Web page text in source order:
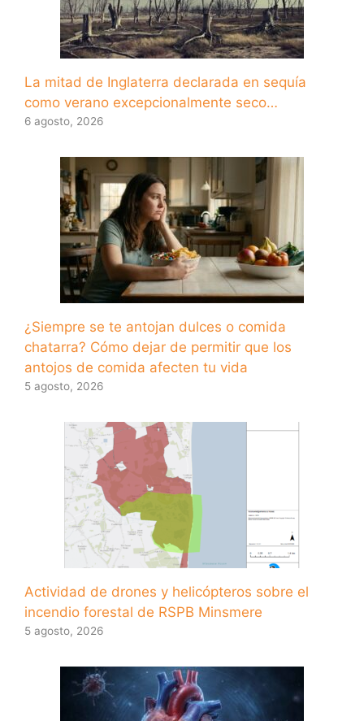
La mitad de Inglaterra declarada en sequía
como verano excepcionalmente seco…
6 agosto, 2026
¿Siempre se te antojan dulces o comida
chatarra? Cómo dejar de permitir que los
antojos de comida afecten tu vida
5 agosto, 2026
Actividad de drones y helicópteros sobre el
incendio forestal de RSPB Minsmere
5 agosto, 2026